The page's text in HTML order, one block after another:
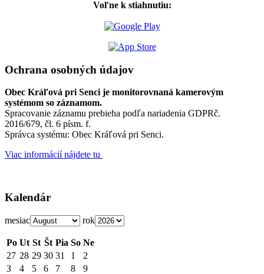
Voľne k stiahnutiu:
Ochrana osobných údajov
Obec Kráľová pri Senci je monitorovnaná kamerovým
systémom so záznamom.
Spracovanie záznamu prebieha podľa nariadenia GDPRč.
2016/679, čl. 6 písm. f.
Správca systému: Obec Kráľová pri Senci.
Viac informácií nájdete tu
Kalendár
mesiac rok
Po Ut St Št Pia So Ne
27 28 29 30 31 1
2
3
4 5 6 7 8
9